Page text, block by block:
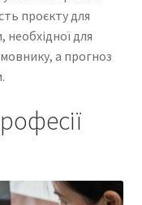
проєкту для
необхідної для
а прогноз